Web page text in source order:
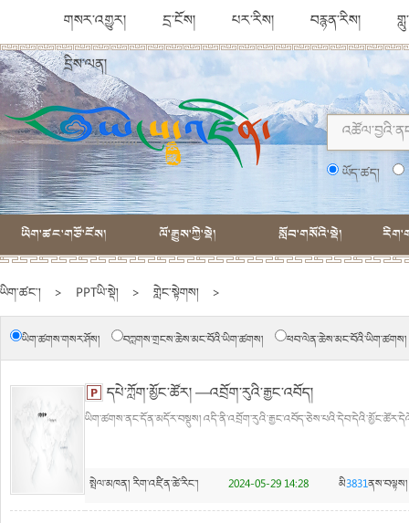
གསར་འགྱུར། དྲ་ངོས། པར་རིས། བརྙན་རིས།
དྲིས་ལན།
ཡོད་ཚད།
ཡིག་ཚང་གཙོ་ངོས། ལོ་རྒྱུས་ཀྱི་སྡེ། སློབ་གསོའི་སྡེ།
ཡིག་ཚང་། > PPTཡི་སྡེ། > གླེང་སྟེགས། >
ཡིག་ཚགས་གསར་ཤོས། བཀླགས་གྲངས་ཆེས་མང་བོའི་ཡིག་ཚགས། ཕབ་ལེན་ཆེས་མང་བོའི་ཡིག་ཚགས།
དཔེ་ཀློག་མྱོང་ཚོར། —འབྲོག་རུའི་རྒྱང་འབོད།
ཡིག་ཚགས་ནང་དོན་མདོར་བསྡུས།
སྤེལ་མཁན། རིག་འཛིན་ཚེ་རིང་། 2024-05-29 14:28 མི3831ནས་བལྟས།